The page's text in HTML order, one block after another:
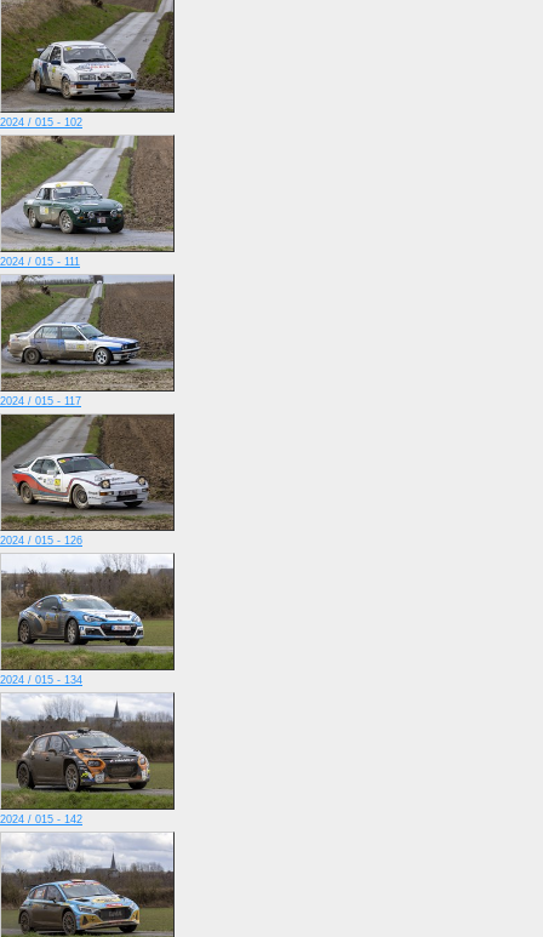
2024 / 015 - 102
2024 / 015 - 111
2024 / 015 - 117
2024 / 015 - 126
2024 / 015 - 134
2024 / 015 - 142